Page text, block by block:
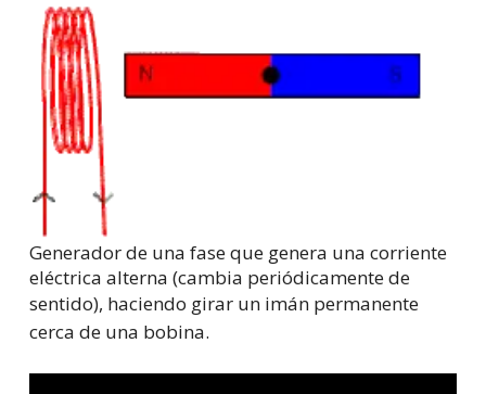
Generador de una fase que genera una corriente
eléctrica alterna (cambia periódicamente de
sentido), haciendo girar un imánpermanente
cerca de una bobina.